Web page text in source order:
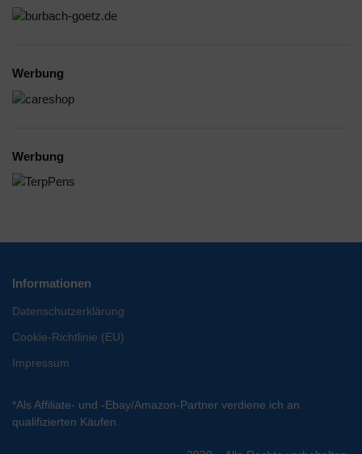
Werbung
Werbung
Informationen
Datenschutzerklärung
Cookie-Richtlinie (EU)
Impressum
*Als Affiliate- und -Ebay/Amazon-Partner verdiene ich an
qualifizierten Käufen.